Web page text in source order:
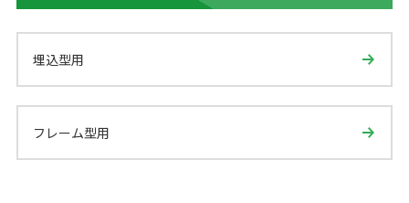
埋込型用
フレーム型用